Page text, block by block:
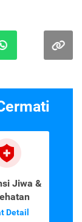
Jiwa &
Detail